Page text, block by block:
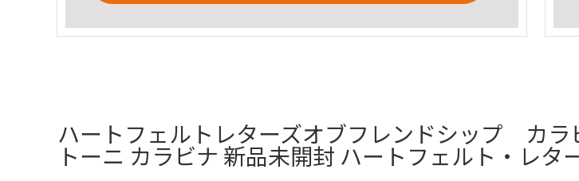
ハートフェルトレターズオブフレンドシップ
トーニ カラビナ 新品未開封 ハートフェルト・レタ